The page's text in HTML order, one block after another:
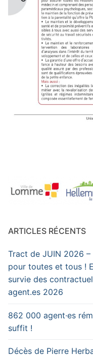
ARTICLES RÉCENTS
Tract de JUIN 2026
pour toutes et tous !
survie des
agent.es 2026
862 000 agent·es
suffit !
Décès de Pierre